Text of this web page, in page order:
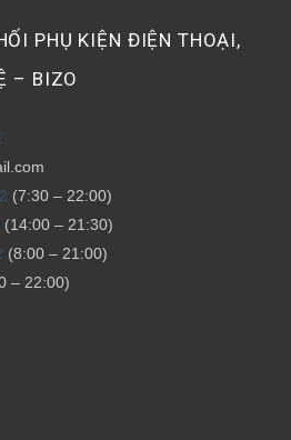
PHỤ KIỆN ĐIỆN THOẠI,
– BIZO
(7:30 – 22:00)
(14:00 – 21:30)
(8:00 – 21:00)
– 22:00)